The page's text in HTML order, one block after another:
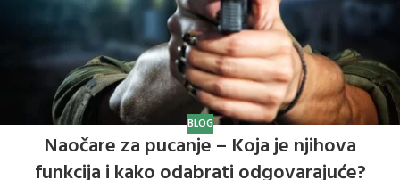
BLOG
Naočare za pucanje – Koja je njihova
funkcija i kako odabrati odgovarajuće?